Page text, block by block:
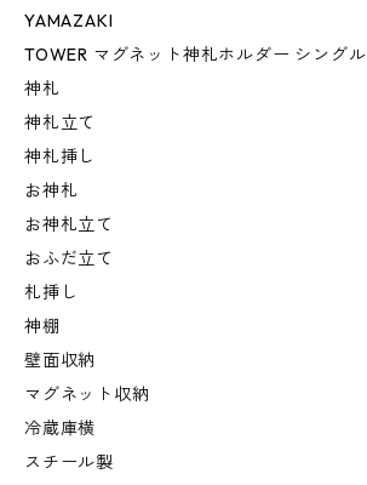
YAMAZAKI
TOWER マグネット神札ホルダー シングル
神札
神札立て
神札挿し
お神札
お神札立て
おふだ立て
札挿し
神棚
壁面収納
マグネット収納
冷蔵庫横
スチール製